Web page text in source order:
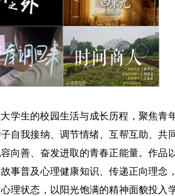
学生的校园生活与成长历程，聚焦青
自我接纳、调节情绪、互帮互助、共
向善、奋发进取的青春正能量。作品
事普及心理健康知识、传递正向理念
理状态，以阳光饱满的精神面貌投入
校党委书记黄思光观摩我校小